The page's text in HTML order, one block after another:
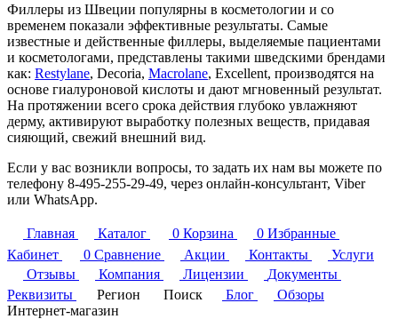
Филлеры из Швеции популярны в косметологии и со
временем показали эффективные результаты. Самые
известные и действенные филлеры, выделяемые пациентами
и косметологами, представлены такими шведскими брендами
как: Restylane, Decoria, Macrolane, Excellent, производятся на
основе гиалуроновой кислоты и дают мгновенный результат.
На протяжении всего срока действия глубоко увлажняют
дерму, активируют выработку полезных веществ, придавая
сияющий, свежий внешний вид.
Если у вас возникли вопросы, то задать их нам вы можете по
телефону 8-495-255-29-49, через онлайн-консультант, Viber
или WhatsApp.
Главная Каталог 0 Корзина 0 Избранные
Кабинет
0 Сравнение Акции Контакты
Услуги
Отзывы
Компания Лицензии
Документы
Реквизиты
Регион Поиск Блог
Обзоры
Интернет-магазин